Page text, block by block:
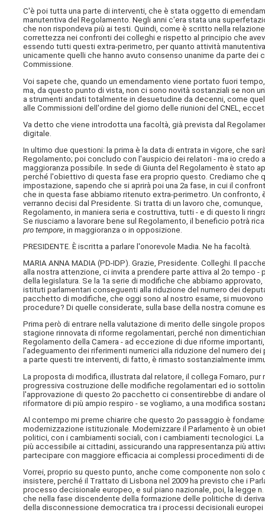
C'è poi tutta una parte di interventi, che è stata oggetto di
manutentiva del Regolamento. Negli anni c'era stata una
che non rispondeva più ai testi. Quindi, come è scritto nella
correttezza nei confronti dei colleghi e rispetto al principio che
essendo tutti questi extra-perimetro, per quanto attività
unicamente quelli che hanno avuto consenso unanime da parte
Commissione.
Voi sapete che, quando un emendamento viene portato fuori
ma, da questo punto di vista, non ci sono novità sostanziali se non
a strumenti andati totalmente in desuetudine da decenni, come
alle Commissioni dell'ordine del giorno delle riunioni del CNEL,
Va detto che viene introdotta una facoltà, già prevista dal
digitale.
In ultimo due questioni: la prima è la data di entrata in vigore, che
Regolamento; poi concludo con l'auspicio dei relatori - ma io
maggioranza possibile. In sede di Giunta del Regolamento è stato
perché l'obiettivo di questa fase era proprio questo. Crediamo che
impostazione, sapendo che si aprirà poi una 2a fase, in cui il
che in questa fase abbiamo ritenuto extra-perimetro. Un
verranno decisi dal Presidente. Si tratta di un lavoro che,
Regolamento, in maniera seria e costruttiva, tutti - e di questo li
Se riusciamo a lavorare bene sul Regolamento, il beneficio potrà
pro tempore , in maggioranza o in opposizione.
PRESIDENTE. È iscritta a parlare l'onorevole Madia. Ne ha facoltà.
MARIA ANNA MADIA (PD-IDP). Grazie, Presidente. Colleghi. Il
alla nostra attenzione, ci invita a prendere parte attiva al 2o tempo
della legislatura. Se la 1a serie di modifiche che abbiamo
istituti parlamentari conseguenti alla riduzione del numero dei
pacchetto di modifiche, che oggi sono al nostro esame, si
procedure? Di quelle considerate, sulla base della nostra comune
Prima però di entrare nella valutazione di merito delle singole
stagione rinnovata di riforme regolamentari, perché non
Regolamento della Camera - ad eccezione di due riforme
l'adeguamento dei riferimenti numerici alla riduzione del numero
a parte questi tre interventi, di fatto, è rimasto sostanzialmente
La proposta di modifica, illustrata dal relatore, il collega Fornaro,
progressiva costruzione delle modifiche regolamentari ed io
l'approvazione di questo 2o pacchetto ci consentirebbe di andare
riformatore di più ampio respiro - se vogliamo, a una modifica
Al contempo mi preme chiarire che questo 2o passaggio è
modernizzazione istituzionale. Modernizzare il Parlamento è un
politici, con i cambiamenti sociali, con i cambiamenti tecnologici.
più accessibile ai cittadini, assicurando una rappresentanza più
partecipare con maggiore efficacia ai complessi procedimenti di
Vorrei, proprio su questo punto, anche come componente non solo
insistere, perché il Trattato di Lisbona nel 2009 ha previsto che i
processo decisionale europeo, e sul piano nazionale, poi, la legge
che nella fase discendente della formazione delle politiche di
della disconnessione democratica tra i processi decisionali europei